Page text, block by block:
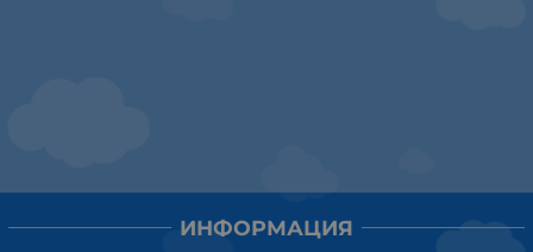
ИНФОРМАЦИЯ